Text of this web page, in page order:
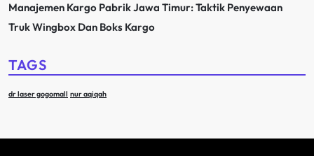
Manajemen Kargo Pabrik Jawa Timur: Taktik Penyewaan
Truk Wingbox Dan Boks Kargo
TAGS
dr laser gogomall nur aqiqah